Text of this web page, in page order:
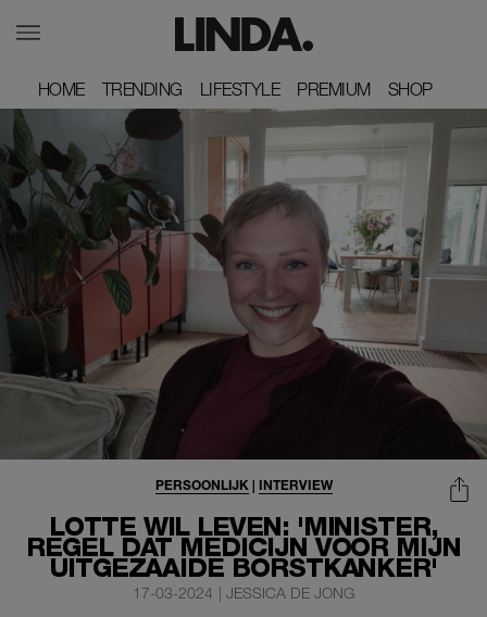
HOME
HOME TRENDING
TRENDING LIFESTYLE
LIFESTYLE PREMIUM
PREMIUM SHOP
SHOP
LOTTE WIL LEVEN: 'MINISTER,
REGEL DAT MEDICIJN VOOR MIJN
UITGEZAAIDE BORSTKANKER'
PERSOONLIJK | INTERVIEW
17-03-2024 | JESSICA DE JONG